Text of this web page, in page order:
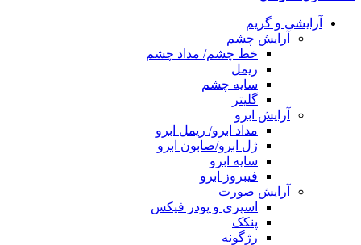
آرایشی و گریم
آرایش چشم
خط چشم/ مداد چشم
ریمل
سایه چشم
گلیتر
آرایش ابرو
مداد ابرو/ ریمل ابرو
ژل ابرو/صابون ابرو
سایه ابرو
فیبروز ابرو
آرایش صورت
اسپری و پودر فیکس
پنکک
رژگونه